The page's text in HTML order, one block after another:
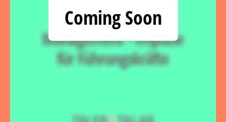
Coming Soon